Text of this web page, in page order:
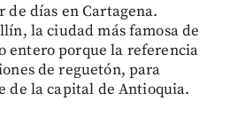
de días en Cartagena.
la ciudad más famosa de
entero porque la referencia
de reguetón, para
de la capital de Antioquia.